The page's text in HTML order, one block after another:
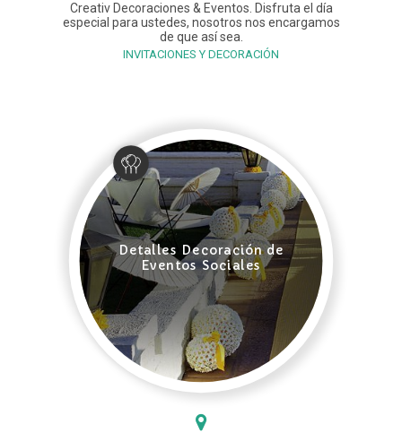
Creativ Decoraciones & Eventos. Disfruta el día
especial para ustedes, nosotros nos encargamos
de que así sea.
INVITACIONES Y DECORACIÓN
Detalles Decoración de
Eventos Sociales